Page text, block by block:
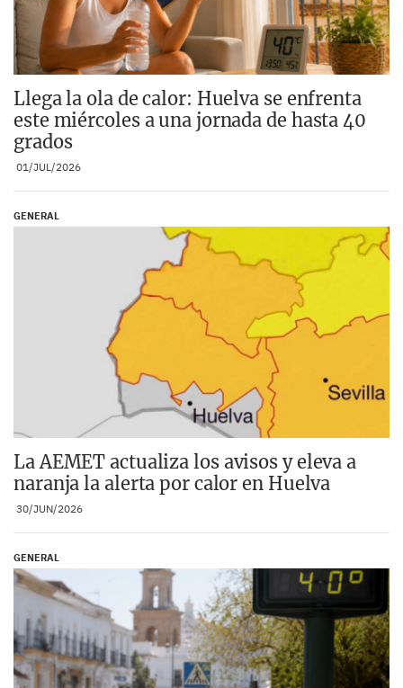
Llega la ola de calor: Huelva se enfrenta
este miércoles a una jornada de hasta 40
grados
01/JUL/2026
GENERAL
La AEMET actualiza los avisos y eleva a
naranja la alerta por calor en Huelva
30/JUN/2026
GENERAL